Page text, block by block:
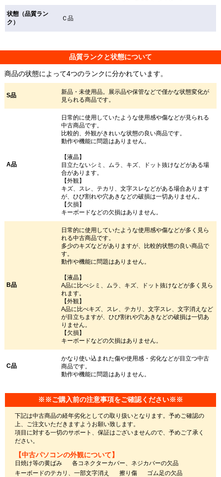
状態（品質ラン
ク）
Ｃ品
品質ランクと状態について
商品の状態によって4つのランクに分かれています。
S品
新品・未使用品。展示品や保管などで僅かな状態変化が
見られる商品です。
A品
日常的に使用していたような使用感や傷などが見られる
中古商品です。
比較的、外観がきれいな状態の良い商品です。
動作や機能に問題はありません。
【液晶】
目立たないシミ、ムラ、キズ、ドット抜けなどがある場
合があります。
【外観】
キズ、スレ、テカリ、文字スレなどがある場合あります
が、ひび割れや穴あきなどの破損は一切ありません。
【欠損】
キーボードなどの欠損はありません。
B品
日常的に使用していたような使用感や傷などが多く見ら
れる中古商品です。
多少のキズなどがありますが、比較的状態の良い商品で
す。
動作や機能に問題はありません。
【液晶】
A品に比べシミ、ムラ、キズ、ドット抜けなどが多く見ら
れます。
【外観】
A品に比べキズ、スレ、テカリ、文字スレ、文字消えなど
が目立ちますが、ひび割れや穴あきなどの破損は一切あ
りません。
【欠損】
キーボードなどの欠損はありません。
C品
かなり使い込まれた傷や使用感・劣化などが目立つ中古
商品です。
動作や機能に問題はありません。
※※ご購入前の注意事項をご確認ください※※
下記は中古商品の経年劣化としての取り扱いとなります。予めご確認の
上、ご注文いただきますようお願い致します。
項目に対する一切のサポート、保証はございませんので、予めご了承く
ださい。
【中古パソコンの外観について】
日焼け等の黄ばみ
各コネクターカバー、ネジカバーの欠品
キーボードのテカリ、一部文字消え
擦り傷
ゴム足の欠品